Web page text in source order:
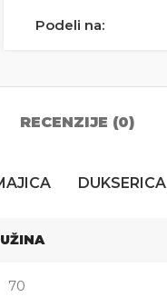
Podeli na:
RECENZIJE (0)
DUKSERICA
70